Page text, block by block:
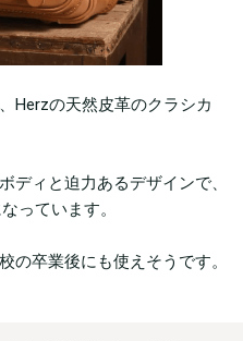
Herzの天然皮革のクラシカ
ディと迫力あるデザインで、
っています。
の卒業後にも使えそうです。